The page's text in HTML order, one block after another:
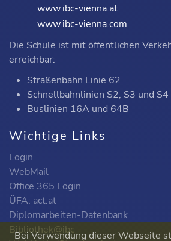
www.ibc-vienna.at
www.ibc-vienna.com
Die Schule ist mit öffentlichen
erreichbar:
Straßenbahn Linie 62
Schnellbahnlinien S2, S3 und S4
Buslinien 16A und 64B
Wichtige Links
Login
WebMail
Office 365 Login
ÜFA: act.at
Diplomarbeiten-Datenbank
Bibliothek@ibc
Bei Verwendung dieser Webseite